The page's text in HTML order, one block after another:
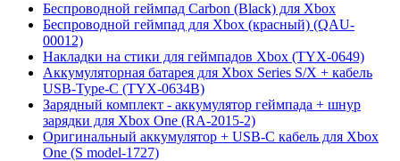
Беспроводной геймпад Carbon (Black) для Xbox
Беспроводной геймпад для Xbox (красный) (QAU-
00012)
Накладки на стики для геймпадов Xbox (TYX-0649)
Аккумуляторная батарея для Xbox Series S/X + кабель
USB-Type-C (TYX-0634B)
Зарядный комплект - аккумулятор геймпада + шнур
зарядки для Xbox One (RA-2015-2)
Оригинальный аккумулятор + USB-C кабель для Xbox
One (S model-1727)